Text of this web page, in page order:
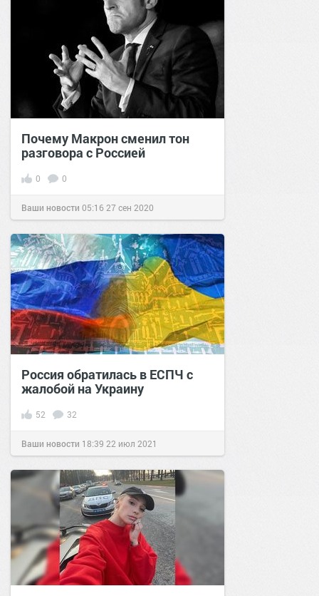
Почему Макрон сменил тон
разговора с Россией
0 0
Ваши новости 05:16 27 сен 2020
Россия обратилась в ЕСПЧ с
жалобой на Украину
52 32
Ваши новости 18:39 22 июл 2021